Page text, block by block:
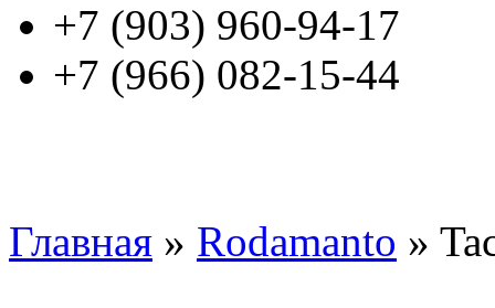
+7 (903) 960-94-17
+7 (966) 082-15-44
Главная » Rodamanto »